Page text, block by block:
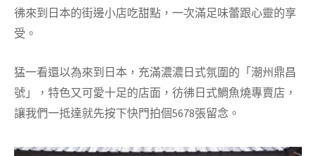
彿來到日本的街邊小店吃甜點，一次滿足味蕾跟心靈的享
受。
猛一看還以為來到日本，充滿濃濃日式氛圍的「潮州鼎昌
號」，特色又可愛十足的店面，彷彿日式鯛魚燒專賣店，
讓我們一抵達就先按下快門拍個5678張留念。